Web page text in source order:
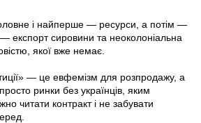
і найперше — ресурси, а потім —
експорт сировини та неоколоніальна
якої вже немає.
— це евфемізм для розпродажу, а
ринки без українців, яким
читати контракт і не забувати